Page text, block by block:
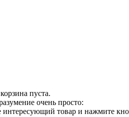
пуста.
очень просто:
интересующий товар и нажмите